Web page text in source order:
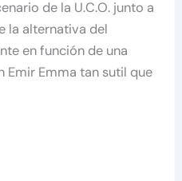
de la U.C.O. junto a
la alternativa del
en función de una
Emir Emma tan sutil que